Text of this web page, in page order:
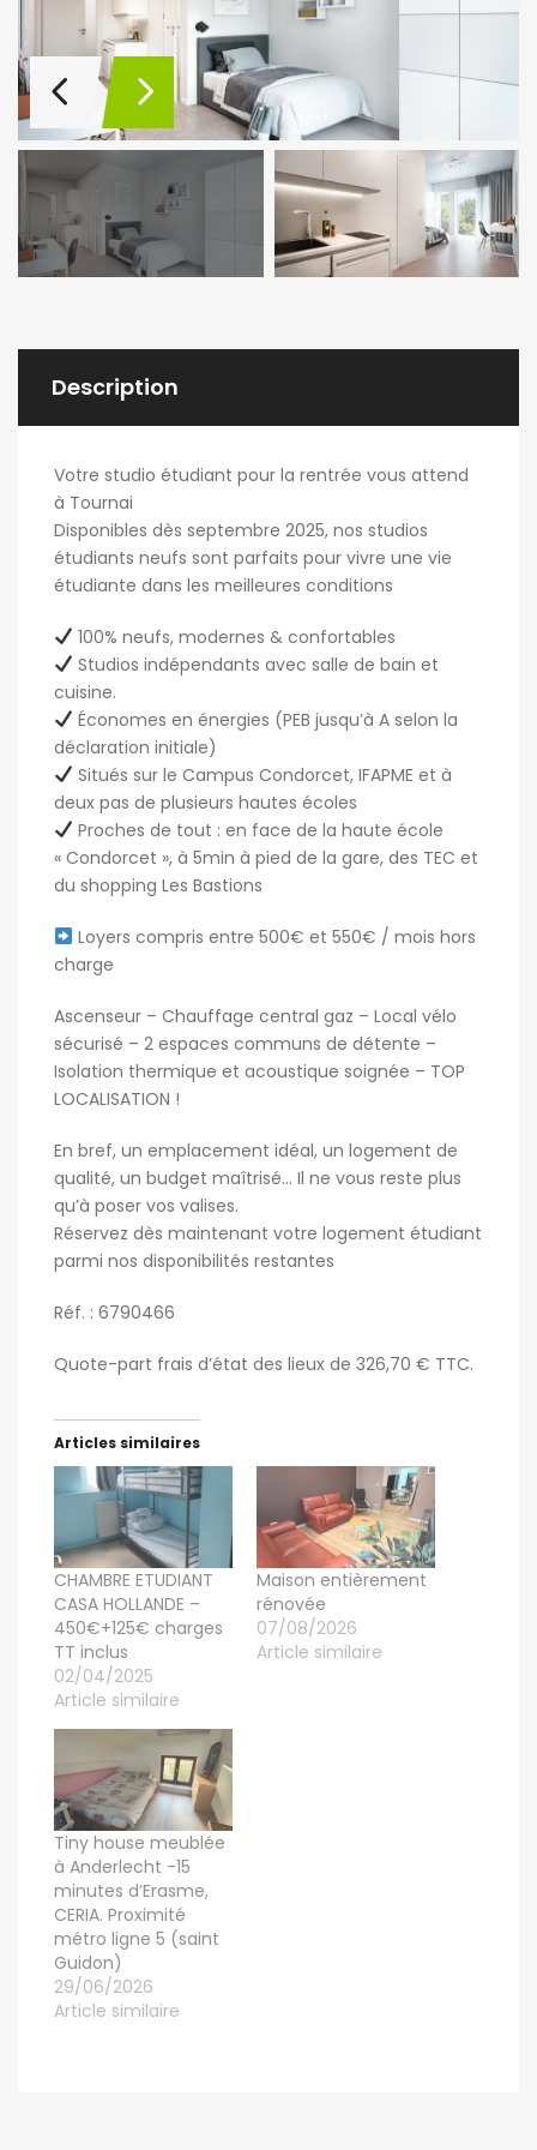
Description
Votre studio étudiant pour la rentrée vous attend
à Tournai
Disponibles dès septembre 2025, nos studios
étudiants neufs sont parfaits pour vivre une vie
étudiante dans les meilleures conditions
100% neufs, modernes & confortables
Studios indépendants avec salle de bain et
cuisine.
Économes en énergies (PEB jusqu’à A selon la
déclaration initiale)
Situés sur le Campus Condorcet, IFAPME et à
deux pas de plusieurs hautes écoles
Proches de tout : en face de la haute école
« Condorcet », à 5min à pied de la gare, des TEC et
du shopping Les Bastions
Loyers compris entre 500€ et 550€ / mois hors
charge
Ascenseur – Chauffage central gaz – Local vélo
sécurisé – 2 espaces communs de détente –
Isolation thermique et acoustique soignée – TOP
LOCALISATION !
En bref, un emplacement idéal, un logement de
qualité, un budget maîtrisé… Il ne vous reste plus
qu’à poser vos valises.
Réservez dès maintenant votre logement étudiant
parmi nos disponibilités restantes
Réf. : 6790466
Quote-part frais d’état des lieux de 326,70 € TTC.
Articles similaires
CHAMBRE ETUDIANT
CASA HOLLANDE –
450€+125€ charges
TT inclus
02/04/2025
Article similaire
Maison entièrement
rénovée
07/08/2026
Article similaire
Tiny house meublée
à Anderlecht -15
minutes d’Erasme,
CERIA. Proximité
métro ligne 5 (saint
Guidon)
29/06/2026
Article similaire